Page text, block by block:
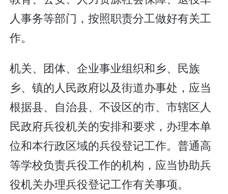
人事务等部门，按照职责分工做好有关工
作。
机关、团体、企业事业组织和乡、民族
乡、镇的人民政府以及街道办事处，应当
根据县、自治县、不设区的市、市辖区人
民政府兵役机关的安排和要求，办理本单
位和本行政区域的兵役登记工作。普通高
等学校负责兵役工作的机构，应当协助兵
役机关办理兵役登记工作有关事项。